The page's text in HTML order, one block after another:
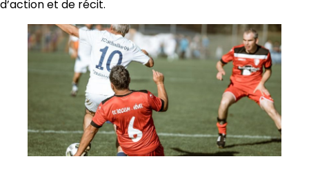
d’action et de récit.